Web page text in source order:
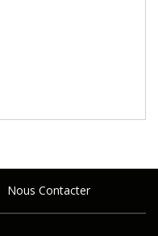
Nous Contacter